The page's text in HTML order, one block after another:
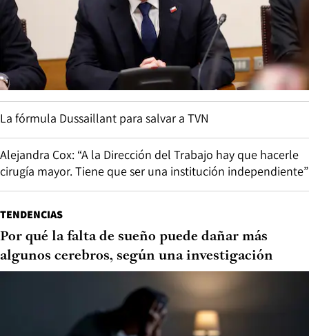
La fórmula Dussaillant para salvar a TVN
Alejandra Cox: “A la Dirección del Trabajo hay que hacerle
cirugía mayor. Tiene que ser una institución independiente”
TENDENCIAS
Por qué la falta de sueño puede dañar más
algunos cerebros, según una investigación